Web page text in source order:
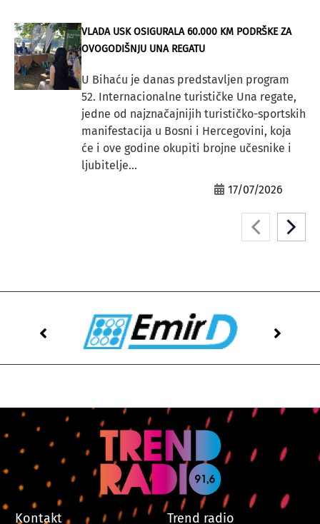
VLADA USK OSIGURALA 60.000 KM PODRŠKE ZA
OVOGODIŠNJU UNA REGATU
U Bihaću je danas predstavljen program
52. Internacionalne turističke Una regate,
jedne od najznačajnijih turističko-sportskih
manifestacija u Bosni i Hercegovini, koja
će i ove godine okupiti brojne učesnike i
ljubitelje...
17/07/2026
Kontakt Trend radio